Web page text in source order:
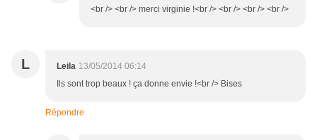
<br /> <br /> merci virginie !<br /> <br /> <br /> <br />
L Leila 13/05/2014 06:14
Ils sont trop beaux ! ça donne envie !<br /> Bises
Répondre